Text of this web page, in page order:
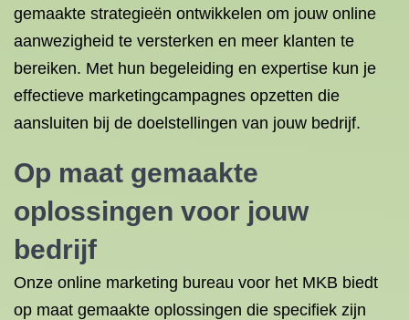
gemaakte strategieën ontwikkelen om jouw online
aanwezigheid te versterken en meer klanten te
bereiken. Met hun begeleiding en expertise kun je
effectieve marketingcampagnes opzetten die
aansluiten bij de doelstellingen van jouw bedrijf.
Op maat gemaakte
oplossingen voor jouw
bedrijf
Onze online marketing bureau voor het MKB biedt
op maat gemaakte oplossingen die specifiek zijn